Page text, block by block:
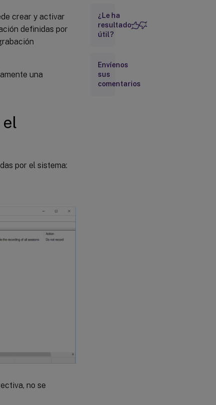
crear y activar
definidas por
una
el
por el sistema:
no se
personalizada
Pasos
¿Le ha
resultado
útil?
Envíenos
sus
comentarios